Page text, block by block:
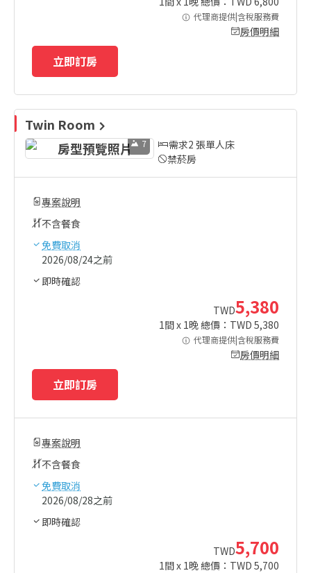
代理商提供|含稅服務費
房價明細
立即訂房
Twin Room
7
需求2 張單人床
禁菸房
專案說明
不含餐食
免費取消
2026/08/24之前
即時確認
TWD5,380
1間 x 1晚 總價：TWD 5,380
代理商提供|含稅服務費
房價明細
立即訂房
專案說明
不含餐食
免費取消
2026/08/28之前
即時確認
TWD5,700
1間 x 1晚 總價：TWD 5,700